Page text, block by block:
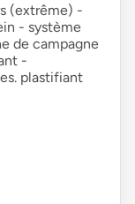
(extrême) -
- système
de campagne
-
plastifiant